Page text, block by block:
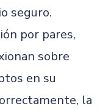
seguro.
por pares,
sobre
en su
la